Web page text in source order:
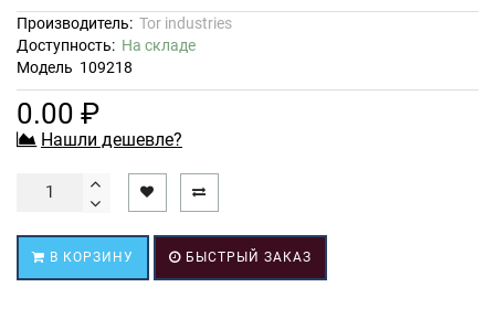
Производитель: Tor industries
Доступность: На складе
Модель 109218
0.00 ₽
Нашли дешевле?
В КОРЗИНУ БЫСТРЫЙ ЗАКАЗ